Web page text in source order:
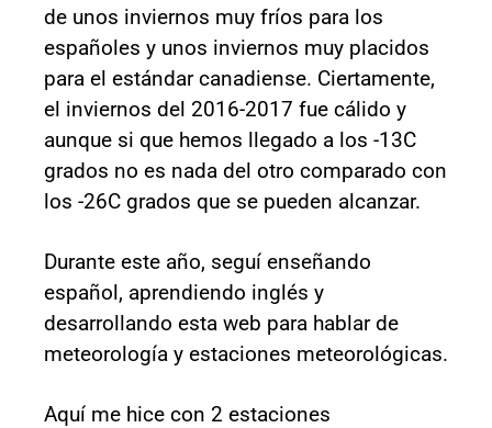
de unos inviernos muy fríos para los
españoles y unos inviernos muy placidos
para el estándar canadiense. Ciertamente,
el inviernos del 2016-2017 fue cálido y
aunque si que hemos llegado a los -13C
grados no es nada del otro comparado con
los -26C grados que se pueden alcanzar.
Durante este año, seguí enseñando
español, aprendiendo inglés y
desarrollando esta web para hablar de
meteorología y estaciones meteorológicas.
Aquí me hice con 2 estaciones